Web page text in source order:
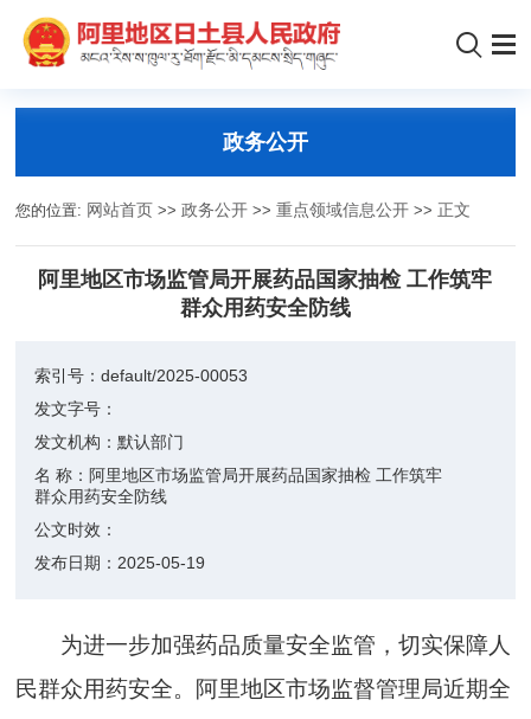
政务公开
您的位置: 网站首页 >>政务公开 >>重点领域信息公开 >> 正文
阿里地区市场监管局开展药品国家抽检 工作筑牢
群众用药安全防线
索引号：default/2025-00053
发文字号：
发文机构：默认部门
名 称： 阿里地区市场监管局开展药品国家抽检 工作筑牢
群众用药安全防线
公文时效：
发布日期： 2025-05-19
为进一步加强药品质量安全监管，切实保障人
民群众用药安全。阿里地区市场监督管理局近期全